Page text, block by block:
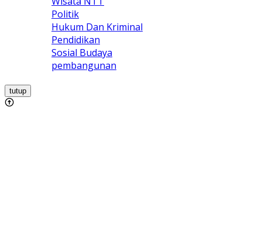
Politik
Hukum Dan Kriminal
Pendidikan
Sosial Budaya
pembangunan
tutup